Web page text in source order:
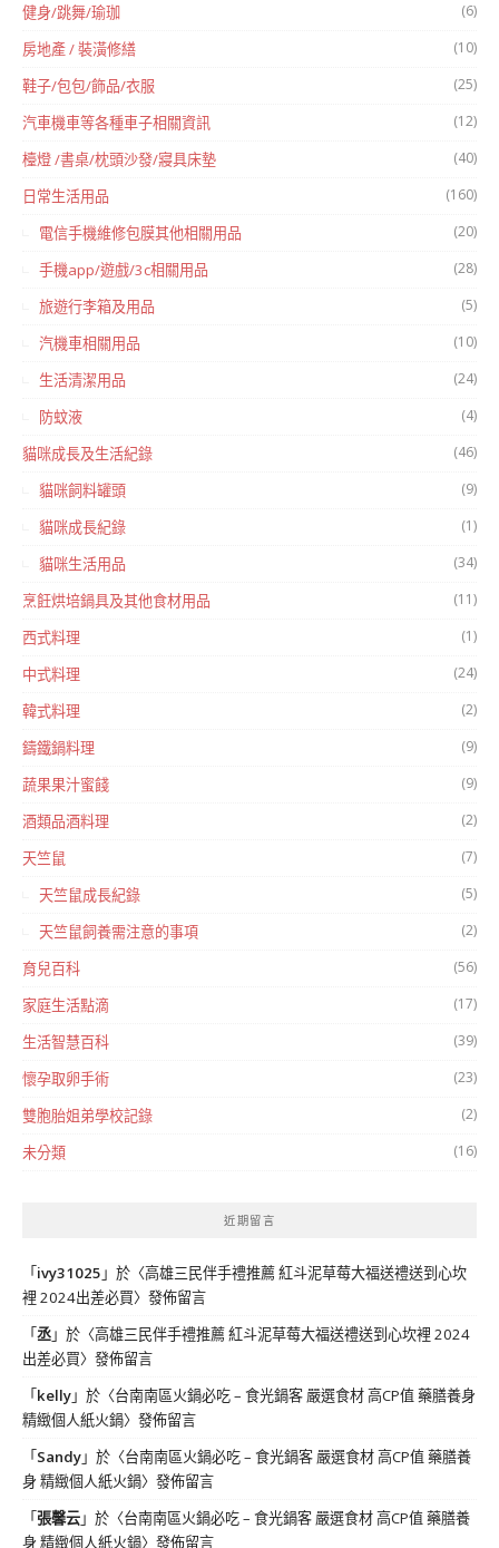
健身/跳舞/瑜珈 (6)
房地產 / 裝潢修繕 (10)
鞋子/包包/飾品/衣服 (25)
汽車機車等各種車子相關資訊 (12)
檯燈 /書桌/枕頭沙發/寢具床墊 (40)
日常生活用品 (160)
電信手機維修包膜其他相關用品 (20)
手機app/遊戲/3c相關用品 (28)
旅遊行李箱及用品 (5)
汽機車相關用品 (10)
生活清潔用品 (24)
防蚊液 (4)
貓咪成長及生活紀錄 (46)
貓咪飼料罐頭 (9)
貓咪成長紀錄 (1)
貓咪生活用品 (34)
烹飪烘培鍋具及其他食材用品 (11)
西式料理 (1)
中式料理 (24)
韓式料理 (2)
鑄鐵鍋料理 (9)
蔬果果汁蜜餞 (9)
酒類品酒料理 (2)
天竺鼠 (7)
天竺鼠成長紀錄 (5)
天竺鼠飼養需注意的事項 (2)
育兒百科 (56)
家庭生活點滴 (17)
生活智慧百科 (39)
懷孕取卵手術 (23)
雙胞胎姐弟學校記錄 (2)
未分類 (16)
近期留言
「ivy31025 」於〈高雄三民伴手禮推薦 紅斗泥草莓大福送禮送到心坎
裡 2024出差必買〉發佈留言
「丞」於〈高雄三民伴手禮推薦 紅斗泥草莓大福送禮送到心坎裡 2024
出差必買〉發佈留言
「kelly」於〈台南南區火鍋必吃 – 食光鍋客 嚴選食材 高CP值 藥膳養身
精緻個人紙火鍋〉發佈留言
「Sandy」於〈台南南區火鍋必吃 – 食光鍋客 嚴選食材 高CP值 藥膳養
身 精緻個人紙火鍋〉發佈留言
「張馨云」於〈台南南區火鍋必吃 – 食光鍋客 嚴選食材 高CP值 藥膳養
身 精緻個人紙火鍋〉發佈留言